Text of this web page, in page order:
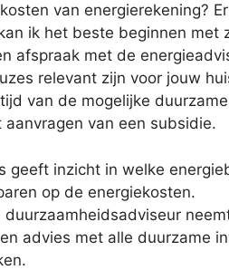
van energierekening?
ik het beste beginnen met
afspraak met de
relevant zijn voor jouw
van de mogelijke
van een subsidie.
geeft inzicht in welke
op de energiekosten.
duurzaamheidsadviseur
advies met alle duurzame